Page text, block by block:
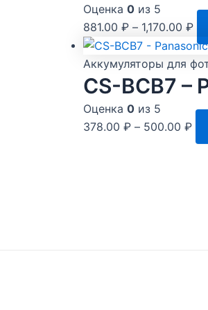
Оценка 0 из 5
881.00 ₽ – 1,170.00 ₽
Аккумуляторы для
CS-BCB7 –
Оценка 0 из 5
378.00 ₽ – 500.00 ₽